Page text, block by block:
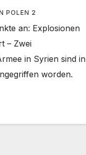
POLEN 2
an: Explosionen
– Zwei
in Syrien sind in
worden.